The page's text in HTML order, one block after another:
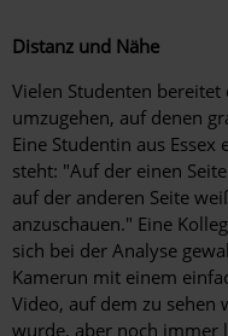
Forscher der Harvard-
von
bewusst zu setzen,
die Arbeit von
diskreditieren wollen.
Twitter oder anderen
dass sie "Fake News"
Differenzierung.
Zumal die Entwickung
fortschreitet. So ist es
Fotos gilt es, drei
1.Belastung durch
zeigen, dass
empfinden, wenn
oder Todesangst
auf Gewalteinwirkung
sollte sich daher vor
traumatisierendem
Augenzeugenmaterial
Distanz und Nähe
Vielen Studenten
umzugehen, auf denen
Eine Studentin aus
steht: "Auf der einen
auf der anderen Seite
anzuschauen." Eine
sich bei der Analyse
Kamerun mit einem
Video, auf dem zu sehen
wurde, aber noch immer